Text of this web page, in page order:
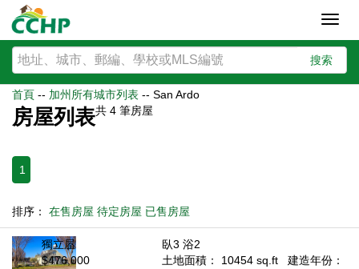
搜索
首頁 -- 加州所有城市列表 -- San Ardo
房屋列表共 4 筆房屋
1
排序： 在售房屋 待定房屋 已售房屋
獨立屋
$476,000
臥3 浴2
土地面積： 10454 sq.ft
建造年份：